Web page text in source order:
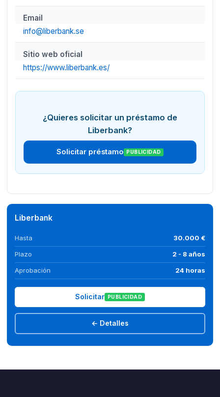
Email
info@liberbank.se
Sitio web oficial
https://www.liberbank.es/
¿Quieres solicitar un préstamo de
Liberbank?
Solicitar préstamo PUBLICIDAD
Liberbank
Hasta 30.000 €
Plazo 2 - 8 años
Aprobación 24 horas
Solicitar PUBLICIDAD
← Detalles